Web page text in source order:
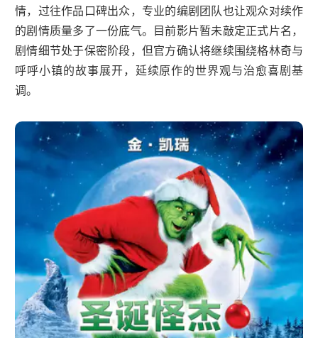
情，过往作品口碑出众，专业的编剧团队也让观众对续作
的剧情质量多了一份底气。目前影片暂未敲定正式片名，
剧情细节处于保密阶段，但官方确认将继续围绕格林奇与
呼呼小镇的故事展开，延续原作的世界观与治愈喜剧基
调。